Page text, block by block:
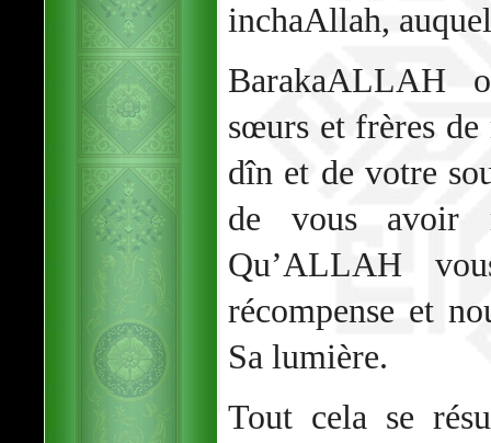
inchaAllah,
BarakaALLAH
sœurs et frères
dîn et de votre
de vous avoir
Qu’ALLAH
récompense et
Sa lumière.
Tout cela se